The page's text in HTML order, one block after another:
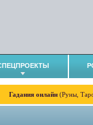
Гадания онлайн (Руны,